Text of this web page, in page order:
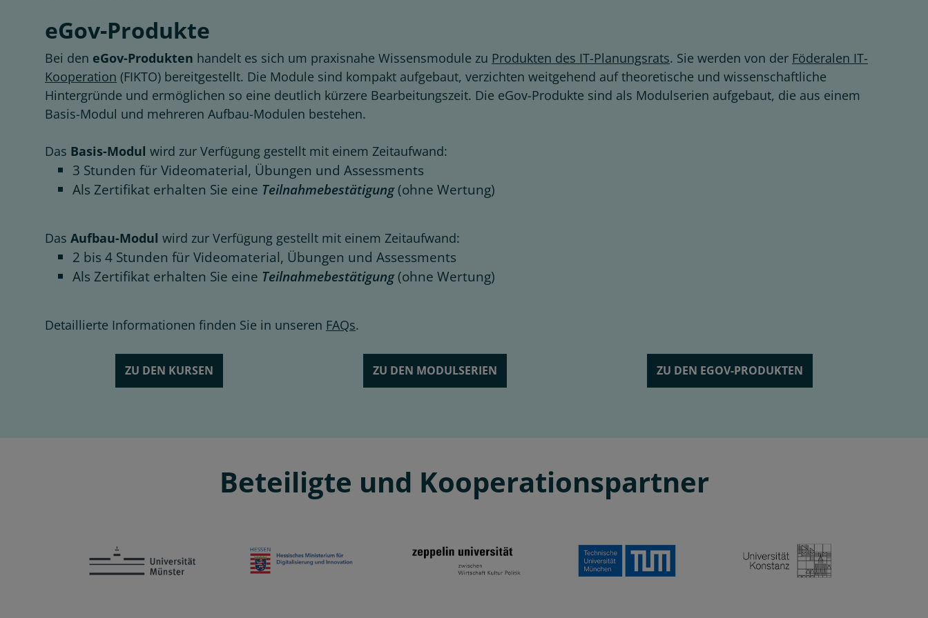
eGov-Produkte
Bei den eGov-Produkten handelt es sich um praxisnahe Wissensmodule zu Produkten des IT-Planungsrats. Sie werden von der Föderalen IT-
Kooperation (FIKTO) bereitgestellt. Die Module sind kompakt aufgebaut, verzichten weitgehend auf theoretische und wissenschaftliche
Hintergründe und ermöglichen so eine deutlich kürzere Bearbeitungszeit. Die eGov-Produkte sind als Modulserien aufgebaut, die aus einem
Basis-Modul und mehreren Aufbau-Modulen bestehen.
Das Basis-Modul wird zur Verfügung gestellt mit einem Zeitaufwand:
3 Stunden für Videomaterial, Übungen und Assessments
Als Zertifikat erhalten Sie eine Teilnahmebestätigung(ohne Wertung)
Das Aufbau-Modul wird zur Verfügung gestellt mit einem Zeitaufwand:
2 bis 4 Stunden für Videomaterial, Übungen und Assessments
Als Zertifikat erhalten Sie eine Teilnahmebestätigung(ohne Wertung)
Detaillierte Informationen finden Sie in unseren FAQs.
ZU DEN KURSEN ZU DEN MODULSERIEN ZU DEN EGOV-PRODUKTEN
Beteiligte und Kooperationspartner